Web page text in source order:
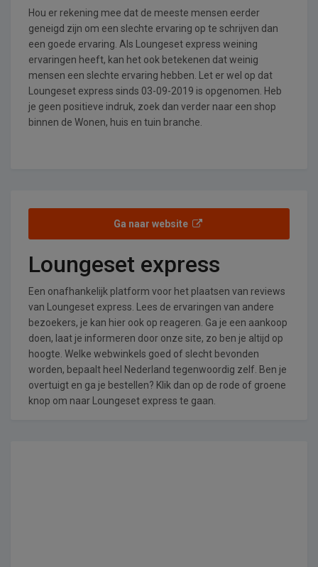
Hou er rekening mee dat de meeste mensen eerder
geneigd zijn om een slechte ervaring op te schrijven dan
een goede ervaring. Als Loungeset express weining
ervaringen heeft, kan het ook betekenen dat weinig
mensen een slechte ervaring hebben. Let er wel op dat
Loungeset express sinds 03-09-2019 is opgenomen. Heb
je geen positieve indruk, zoek dan verder naar een shop
binnen de Wonen, huis en tuin branche.
Ga naar website
Loungeset express
Een onafhankelijk platform voor het plaatsen van reviews
van Loungeset express. Lees de ervaringen van andere
bezoekers, je kan hier ook op reageren. Ga je een aankoop
doen, laat je informeren door onze site, zo ben je altijd op
hoogte. Welke webwinkels goed of slecht bevonden
worden, bepaalt heel Nederland tegenwoordig zelf. Ben je
overtuigt en ga je bestellen? Klik dan op de rode of groene
knop om naar Loungeset express te gaan.